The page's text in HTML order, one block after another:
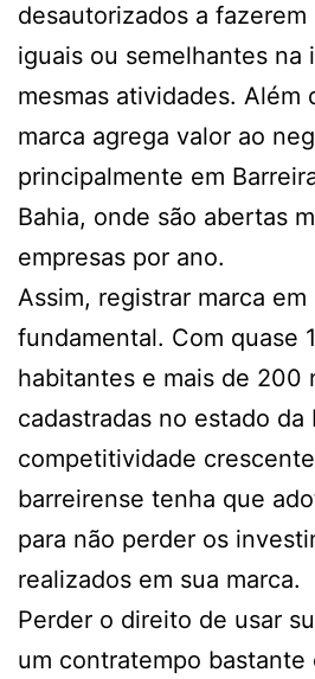
desautorizados a fazerem
iguais ou semelhantes na
mesmas atividades. Além
marca agrega valor ao
principalmente em
Bahia, onde são abertas
empresas por ano.
Assim, registrar marca em
fundamental. Com quase
habitantes e mais de 200
cadastradas no estado da
competitividade
barreirense tenha que
para não perder os
realizados em sua marca.
Perder o direito de usar
um contratempo bastante